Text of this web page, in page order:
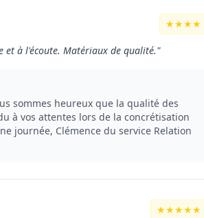
★★★★
et à l'écoute. Matériaux de qualité."
sommes heureux que la qualité des
à vos attentes lors de la concrétisation
journée, Clémence du service Relation
★★★★★